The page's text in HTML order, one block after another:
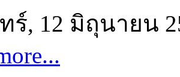
ร์, 12 มิถุนายน